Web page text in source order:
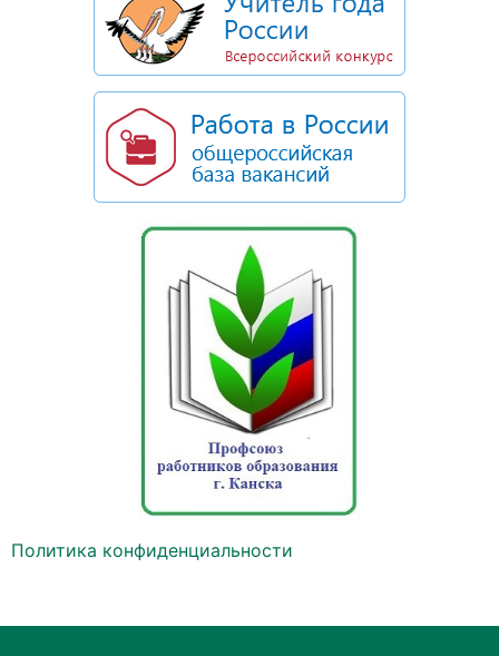
Политика конфиденциальности